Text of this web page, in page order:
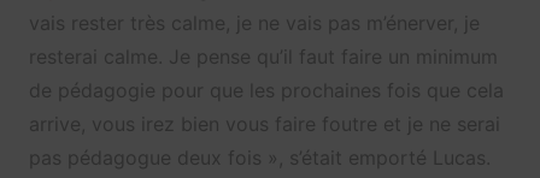
vais rester très calme, je ne vais pas m’énerver, je
resterai calme. Je pense qu’il faut faire un minimum
de pédagogie pour que les prochaines fois que cela
arrive, vous irez bien vous faire foutre et je ne serai
pas pédagogue deux fois », s’était emporté Lucas.